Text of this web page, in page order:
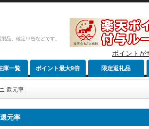
品、確定申告などです。
ポイントが
庫一覧 ポイント最大9倍 限定返礼品
還元率
元率